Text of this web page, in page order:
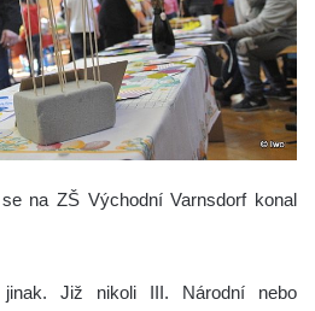
na ZŠ Východní Varnsdorf konal
Již nikoli III. Národní nebo